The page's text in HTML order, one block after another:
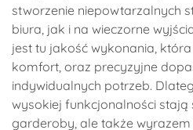
stworzenie niepowtarzalnych
biura, jak i na wieczorne
jest tu jakość wykonania,
komfort, oraz precyzyjne
indywidualnych potrzeb.
wysokiej funkcjonalności stają
garderoby, ale także